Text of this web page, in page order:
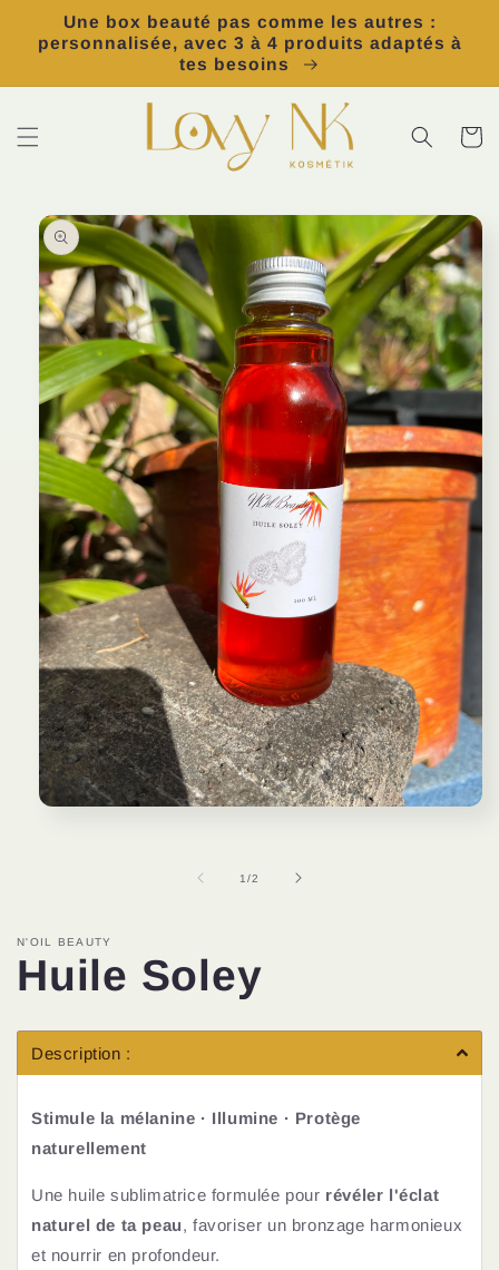
passer
au
Une box beauté pas comme les autres :
personnalisée, avec 3 à 4 produits adaptés à
tes besoins
Panier
Passer aux
informations
produits
1/de
2
N'OIL BEAUTY
Huile Soley
Description :
Stimule la mélanine · Illumine · Protège
naturellement
Une huile sublimatrice formulée pour révéler l'éclat
naturel de ta peau, favoriser un bronzage harmonieux
et nourrir en profondeur.